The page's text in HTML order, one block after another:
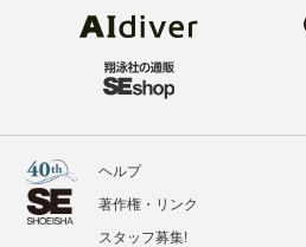
ヘルプ
著作権・リンク
スタッフ募集!